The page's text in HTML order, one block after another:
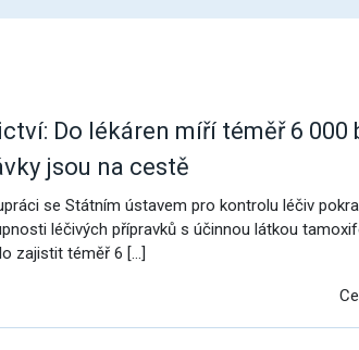
Do lékáren míří téměř 6 000
jsou na cestě
se Státním ústavem pro kontrolu léčiv
léčivých přípravků s účinnou látkou
zajistit téměř 6 […]